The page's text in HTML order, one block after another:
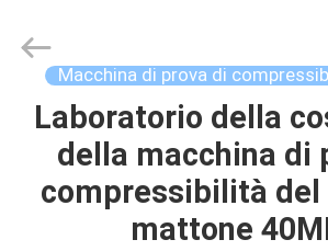
CASA
PRODOTTI
GROUP
LTD.
Macchina di prova di
Laboratorio della
della macchina di
compressibilità del
mattone